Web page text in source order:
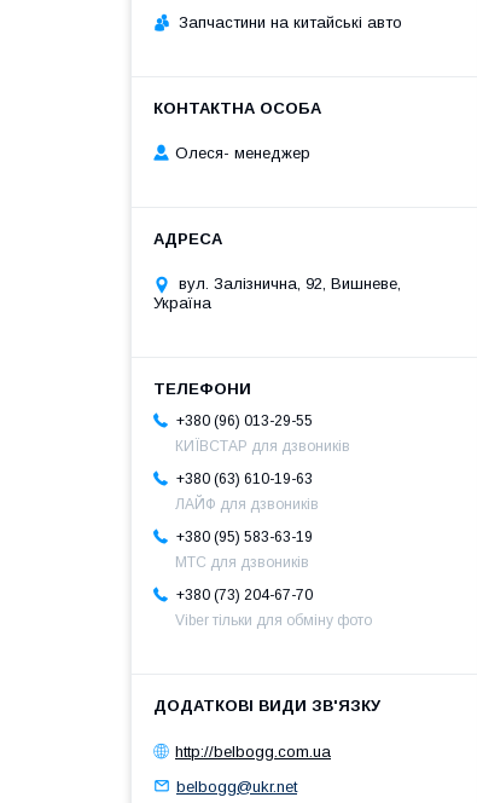
Запчастини на китайські авто
Олеся- менеджер
вул. Залізнична, 92, Вишневе,
Україна
+380 (96) 013-29-55
КИЇВСТАР для дзвоників
+380 (63) 610-19-63
ЛАЙФ для дзвоників
+380 (95) 583-63-19
МТС для дзвоників
+380 (73) 204-67-70
Viber тільки для обміну фото
http://belbogg.com.ua
belbogg@ukr.net